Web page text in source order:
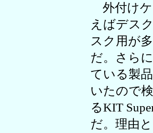
外付けケ
えばデス
スク用が
だ。さら
ている製
いたので
るKIT
だ。理由